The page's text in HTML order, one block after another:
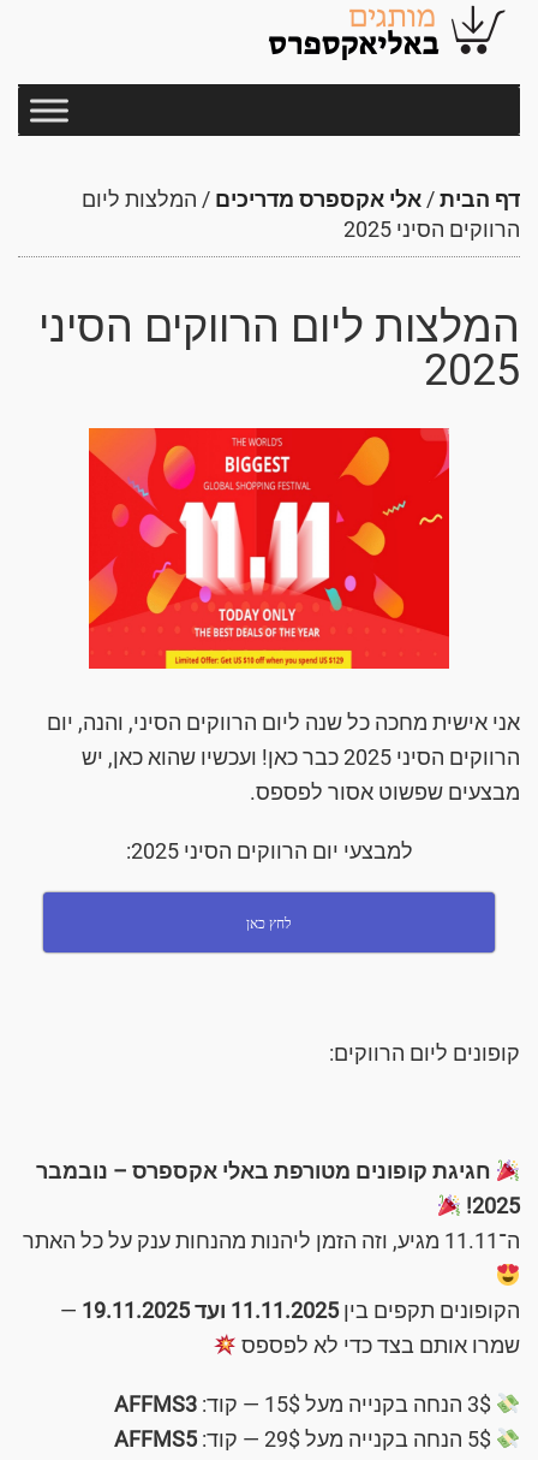
דף הבית/ אלי אקספרס מדריכים / המלצות ליום
הרווקים הסיני 2025
המלצות ליום הרווקים הסיני
2025
אני אישית מחכה כל שנה ליום הרווקים הסיני, והנה, יום
הרווקים הסיני 2025כבר כאן! ועכשיו שהוא כאן, יש
מבצעים שפשוט אסור לפספס.
למבצעי יום הרווקים הסיני 2025:
לחץ כאן
קופונים ליום הרווקים:
חגיגת קופונים מטורפת באלי אקספרס – נובמבר
2025!
ה־11.11 מגיע, וזה הזמן ליהנות מהנחות ענק על כל האתר
הקופונים תקפים בין 11.11.2025 ועד 19.11.2025
—
שמרו אותם בצד כדי לא לפספס
‎3$ הנחה בקנייה מעל ‎15$ — קוד:
AFFMS3
‎5$ הנחה בקנייה מעל ‎29$ — קוד:
AFFMS5